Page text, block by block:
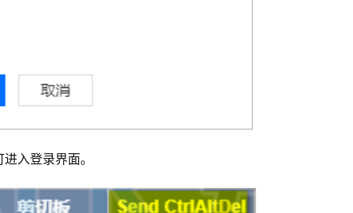
入登录界面。